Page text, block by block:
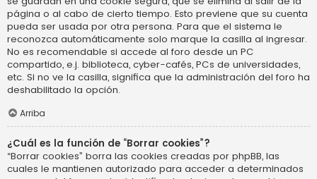
página o al cabo de cierto tiempo. Esto previene que su cuenta
pueda ser usada por otra persona. Para que el sistema le
reconozca automáticamente solo marque la casilla al ingresar.
No es recomendable si accede al foro desde un PC
compartido, e.j. biblioteca, cyber-cafés, PCs de universidades,
etc. Si no ve la casilla, significa que la administración del foro ha
deshabilitado la opción.
Arriba
¿Cuál es la función de “Borrar cookies”?
“Borrar cookies” borra las cookies creadas por phpBB, las
cuales le mantienen autorizado para acceder a determinados